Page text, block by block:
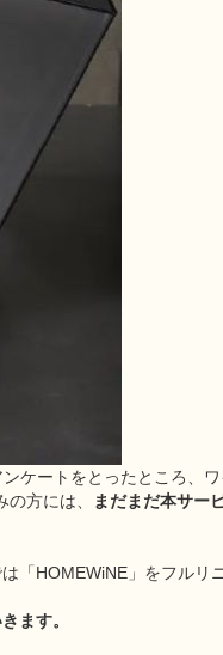
ートをとったところ、
方には、
まだまだ本サー
「HOMEWiNE」をフルリ
ます。